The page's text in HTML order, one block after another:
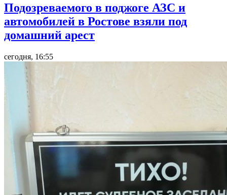
Подозреваемого в поджоге АЗС и
автомобилей в Ростове взяли под
домашний арест
сегодня, 16:55